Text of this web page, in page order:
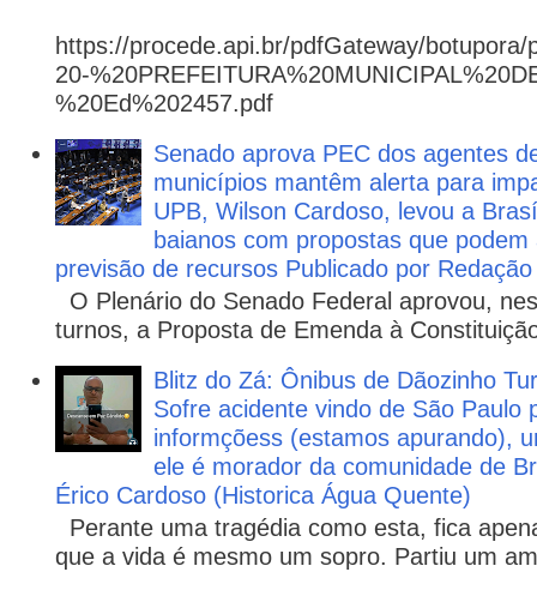
https://procede.api.br/pdfGateway/
20-
%20Ed%202457.pdf
Senado aprova PEC dos agentes
municípios mantêm alerta para
UPB, Wilson Cardoso, levou a
baianos com propostas que
previsão de recursos Publicado por
O Plenário do Senado Federal aprovou,
turnos, a Proposta de Emenda à
Blitz do Zá: Ônibus de Dãozinho
Sofre acidente vindo de São Paulo
informçõess (estamos apurando),
ele é morador da comunidade de
Érico Cardoso (Historica Água Quente)
Perante uma tragédia como esta, fica
que a vida é mesmo um sopro. Partiu um